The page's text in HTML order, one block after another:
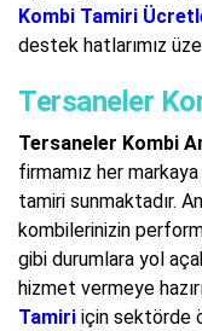
Kombi Tamiri
destek hatlarımız
Tersaneler
Tersaneler Kombi
firmamız her
tamiri sunmaktadır.
kombilerinizin
gibi durumlara yol
hizmet vermeye
Tamiri için sektörde